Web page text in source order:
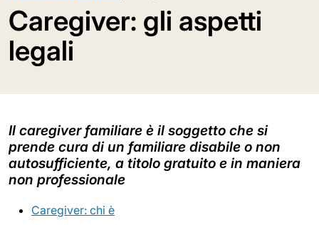
Caregiver: gli aspetti
legali
Il caregiver familiare è il soggetto che si
prende cura di un familiare disabile o non
autosufficiente, a titolo gratuito e in maniera
non professionale
Caregiver: chi è